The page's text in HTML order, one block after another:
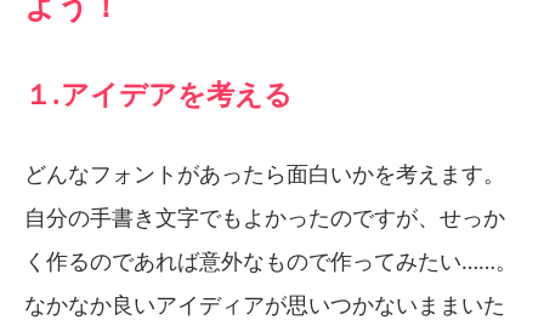
１.アイデアを考える
どんなフォントがあったら面白いかを考えます。
自分の手書き文字でもよかったのですが、せっか
く作るのであれば意外なもので作ってみたい……。
なかなか良いアイディアが思いつかないままいた